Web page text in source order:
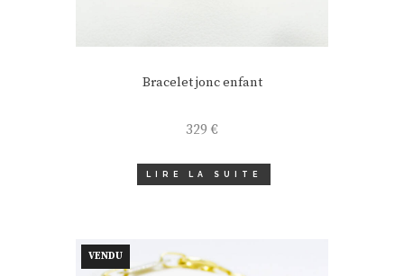
Bracelet jonc enfant
329 €
LIRE LA SUITE
VENDU